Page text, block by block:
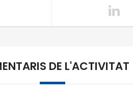
DE L'ACTIVITAT